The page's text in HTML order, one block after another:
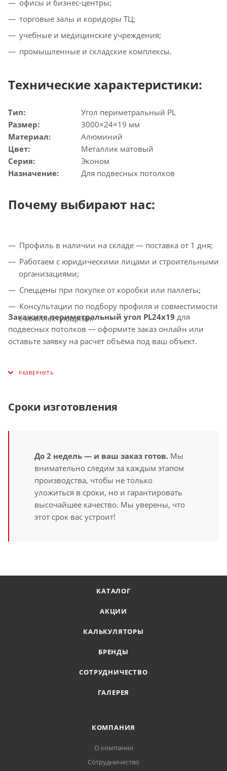
офисы и бизнес-центры;
торговые залы и коридоры ТЦ;
учебные и медицинские учреждения;
промышленные и складские комплексы.
Технические характеристики:
Тип:
Угол периметральный PL
Размер:
3000×24×19 мм
Материал:
Алюминий
Цвет:
Металлик матовый
Серия:
Эконом
Назначение:
Для подвесных потолков
Почему выбирают нас:
Профиль в наличии на складе — поставка от 1 дня;
Работаем с юридическими лицами и строительными
организациями;
Спеццены при покупке от коробки или паллеты;
Консультации по подбору профиля и совместимости
с комплектующими.
Закажите периметральный угол PL24x19 для
подвесных потолков — оформите заказ онлайн или
оставьте заявку на расчёт объёма под ваш объект.
Сроки изготовления
До 2 недель — и ваш заказ готов. Мы
внимательно следим за каждым этапом
производства, чтобы не только
уложиться в сроки, но и гарантировать
высочайшее качество. Мы уверены, что
этот срок вас устроит!
КАТАЛОГ
АКЦИИ
КАЛЬКУЛЯТОРЫ
БРЕНДЫ
СОТРУДНИЧЕСТВО
ГАЛЕРЕЯ
КОМПАНИЯ
О компании
Сотрудничество